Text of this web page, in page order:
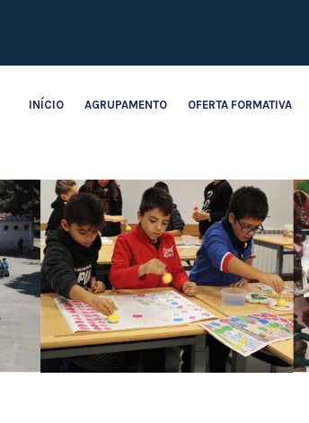
INÍCIO AGRUPAMENTO OFERTA FORMATIVA